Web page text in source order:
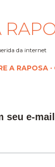
da internet
A RAPOSA
seu e-